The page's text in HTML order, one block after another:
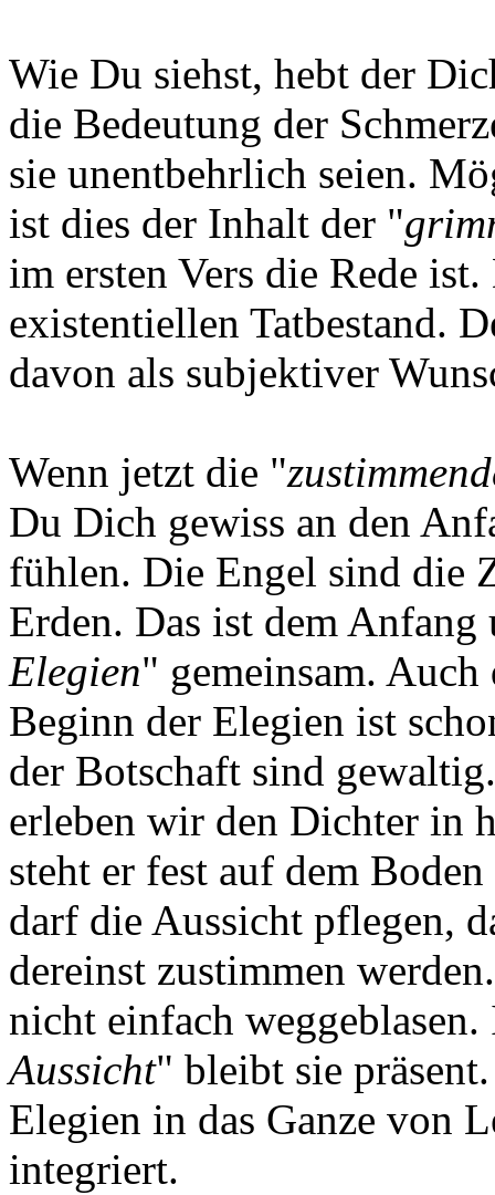
Wie Du siehst, hebt der
die Bedeutung der
sie unentbehrlich seien.
ist dies der Inhalt der "
im ersten Vers die Rede
existentiellen Tatbestand.
davon als subjektiver
Wenn jetzt die "
Du Dich gewiss an den
fühlen. Die Engel sind die
Erden. Das ist dem Anfang
Elegien" gemeinsam.
Beginn der Elegien ist
der Botschaft sind
erleben wir den Dichter in
steht er fest auf dem
darf die Aussicht pflegen,
dereinst zustimmen
nicht einfach
Aussicht" bleibt sie
Elegien in das Ganze von
integriert.